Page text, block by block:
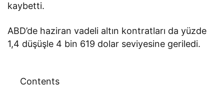
kaybetti.
ABD’de haziran vadeli altın kontratları da yüzde
1,4 düşüşle 4 bin 619 dolar seviyesine geriledi.
Contents